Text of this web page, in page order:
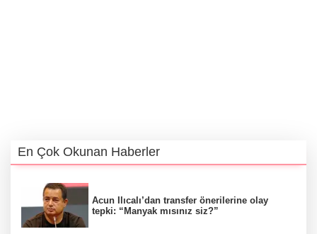
En Çok Okunan Haberler
Acun Ilıcalı’dan transfer önerilerine olay
tepki: “Manyak mısınız siz?”